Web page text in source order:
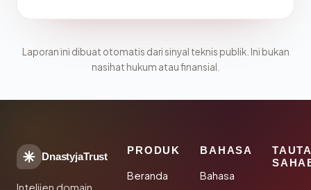
Laporan ini dibuat otomatis dari sinyal teknis publik. Ini bukan
nasihat hukum atau finansial.
DnastyjaTrust
Intelijen domain
PRODUK
Beranda
BAHASA
Bahasa